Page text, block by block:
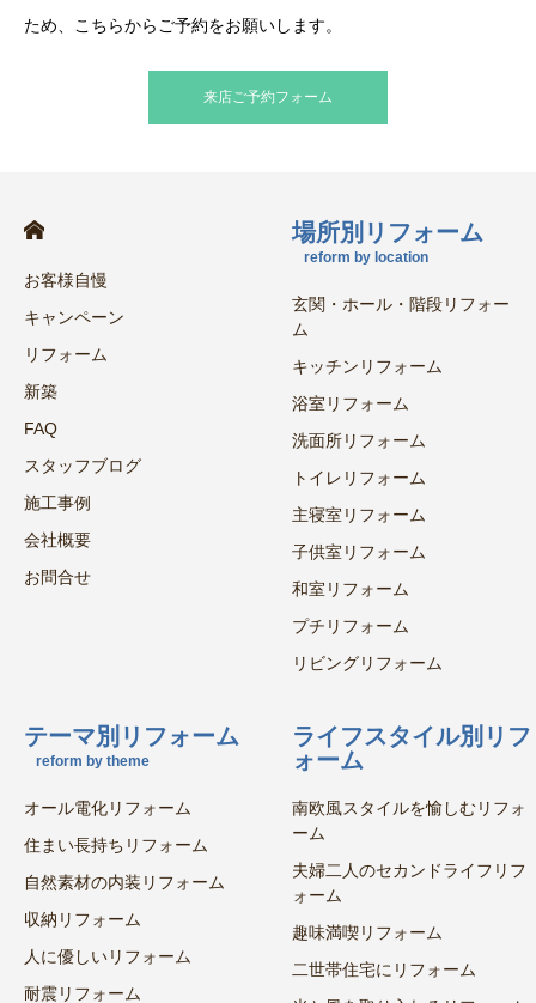
ため、こちらからご予約をお願いします。
来店ご予約フォーム
お客様自慢
キャンペーン
リフォーム
新築
FAQ
スタッフブログ
施工事例
会社概要
お問合せ
場所別リフォーム
reform by location
玄関・ホール・階段リフォー
ム
キッチンリフォーム
浴室リフォーム
洗面所リフォーム
トイレリフォーム
主寝室リフォーム
子供室リフォーム
和室リフォーム
プチリフォーム
リビングリフォーム
テーマ別リフォーム
reform by theme
オール電化リフォーム
住まい長持ちリフォーム
自然素材の内装リフォーム
収納リフォーム
人に優しいリフォーム
耐震リフォーム
ライフスタイル別リフ
ォーム
南欧風スタイルを愉しむリフォ
ーム
夫婦二人のセカンドライフリフ
ォーム
趣味満喫リフォーム
二世帯住宅にリフォーム